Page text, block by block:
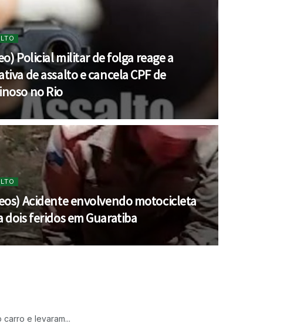
Policial militar de folga reage a
de assalto e cancela CPF de
no Rio
Acidente envolvendo motocicleta
dois feridos em Guaratiba
e levaram...